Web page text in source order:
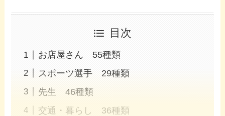
目次
お店屋さん 55種類
スポーツ選手 29種類
先生 46種類
交通・暮らし 36種類